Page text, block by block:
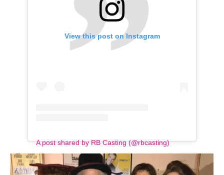
View this post on Instagram
A post shared by RB Casting (@rbcasting)